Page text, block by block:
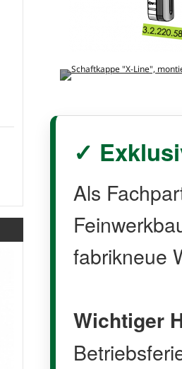
✓
Als
fabrikneue
Wichtiger